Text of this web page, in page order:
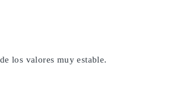
los valores muy estable.